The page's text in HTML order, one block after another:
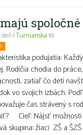
deň |Turnianska 10
podujatia:
Rodičia chodia do
zatiaľ čo deti
vo svojich izbách.
čas strávený s
Cieľ: Nájsť možnosti
skupina: žiaci ZŠ a